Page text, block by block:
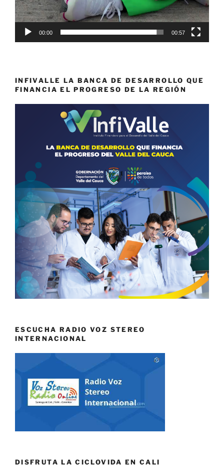
00:00 00:57
INFIVALLE LA BANCA DE DESARROLLO QUE
FINANCIA EL PROGRESO DE LA REGIÓN
ESCUCHA RADIO VOZ STEREO
INTERNACIONAL
DISFRUTA LA CICLOVIDA EN CALI